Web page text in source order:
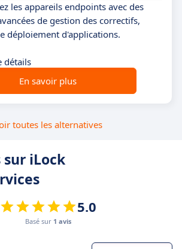
les appareils endpoints avec des
de gestion des correctifs,
déploiement d'applications.
détails
En savoir plus
toutes les alternatives
iLock
5.0
Basé sur 1 avis